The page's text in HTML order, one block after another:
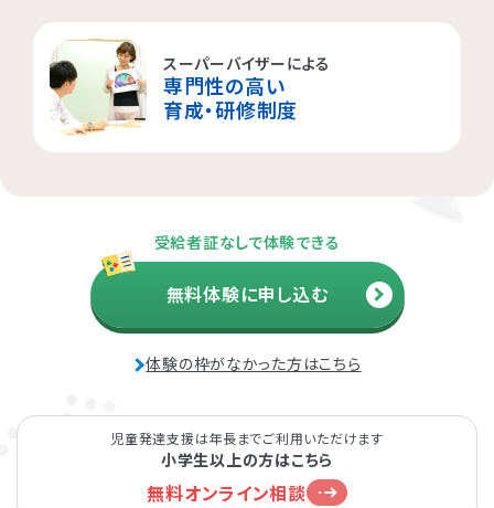
スーパーバイザーによる
専門性の高い
育成・研修制度
受給者証なしで体験できる
無料体験に申し込む
体験の枠がなかった方はこちら
児童発達支援は年長までご利用いただけます
小学生以上の方はこちら
無料オンライン相談
相模原市